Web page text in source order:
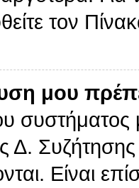
τον
μου
συστήματος
Δ.
Είναι